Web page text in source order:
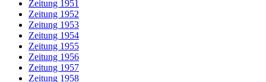
Zeitung 1951
Zeitung 1952
Zeitung 1953
Zeitung 1954
Zeitung 1955
Zeitung 1956
Zeitung 1957
Zeitung 1958